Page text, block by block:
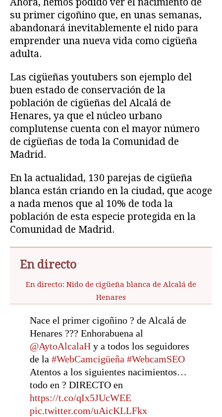
Ahora, hemos podido ver el nacimiento de
su primer cigoñino que, en unas semanas,
abandonará inevitablemente el nido para
emprender una nueva vida como cigüeña
adulta.
Las cigüeñas youtubers son ejemplo del
buen estado de conservación de la
población de cigüeñas del Alcalá de
Henares, ya que el núcleo urbano
complutense cuenta con el mayor número
de cigüeñas de toda la Comunidad de
Madrid.
En la actualidad, 130 parejas de cigüeña
blanca están criando en la ciudad, que acoge
a nada menos que al 10% de toda la
población de esta especie protegida en la
Comunidad de Madrid.
En directo
En directo: Nido de cigüeña blanca de Alcalá de
Henares
Nace el primer cigoñino ? de Alcalá de
Henares ??? Enhorabuena al
@AytoAlcalaH y a todos los seguidores
de la #WebCamcigüeña #WebcamSEO
Atentos a los siguientes nacimientos…
todo en ? DIRECTO en
https://t.co/qIx5JUcWEE
pic.twitter.com/uAicKLLFkx